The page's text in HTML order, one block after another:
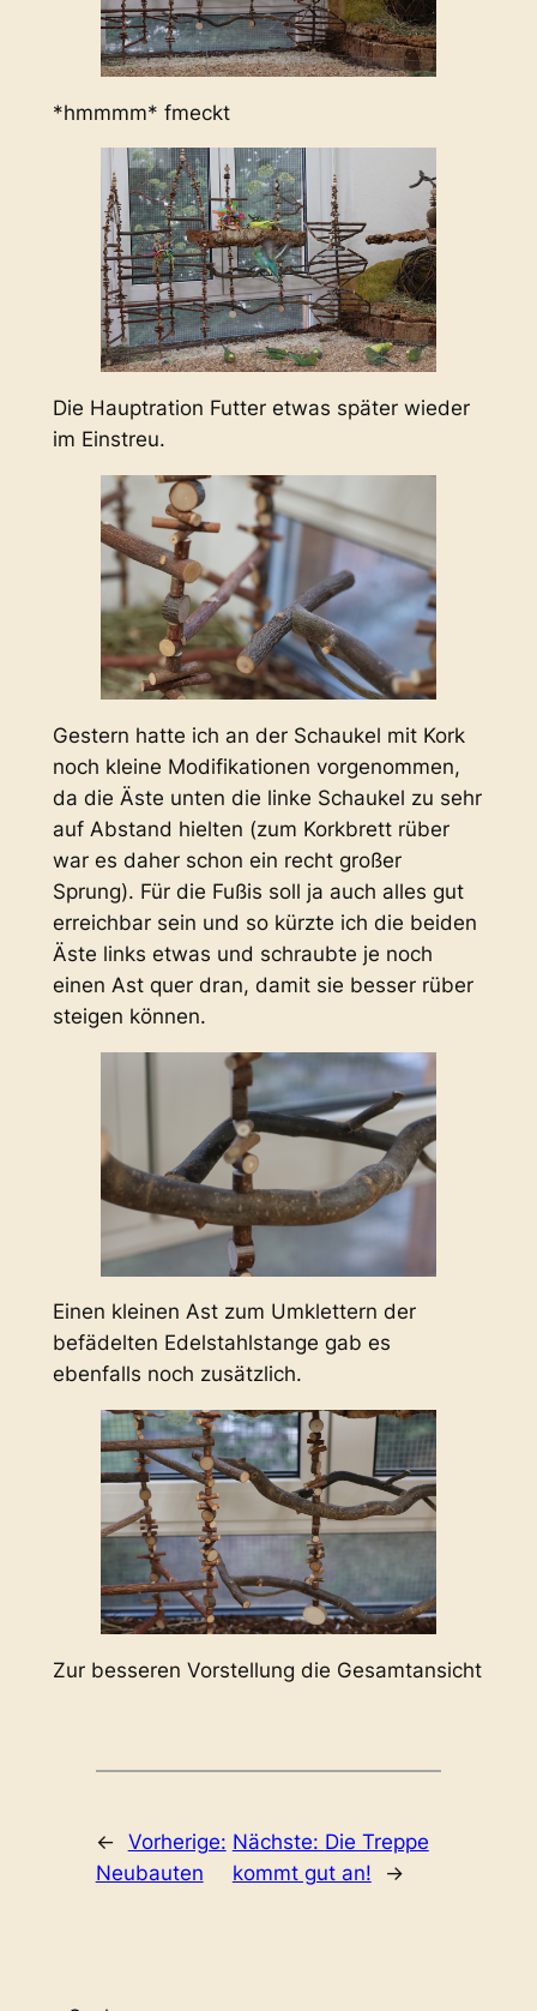
*hmmmm* fmeckt
Die Hauptration Futter etwas später wieder
im Einstreu.
Gestern hatte ich an der Schaukel mit Kork
noch kleine Modifikationen vorgenommen,
da die Äste unten die linke Schaukel zu sehr
auf Abstand hielten (zum Korkbrett rüber
war es daher schon ein recht großer
Sprung). Für die Fußis soll ja auch alles gut
erreichbar sein und so kürzte ich die beiden
Äste links etwas und schraubte je noch
einen Ast quer dran, damit sie besser rüber
steigen können.
Einen kleinen Ast zum Umklettern der
befädelten Edelstahlstange gab es
ebenfalls noch zusätzlich.
Zur besseren Vorstellung die Gesamtansicht
← Vorherige:
Neubauten
Nächste: Die Treppe
kommt gut an!
→